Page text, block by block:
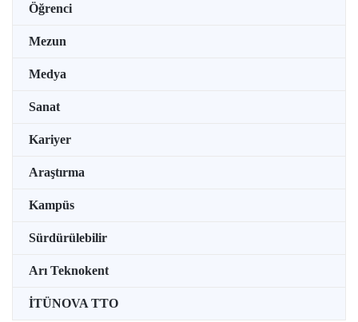
Öğrenci
Mezun
Medya
Sanat
Kariyer
Araştırma
Kampüs
Sürdürülebilir
Arı Teknokent
İTÜNOVA TTO